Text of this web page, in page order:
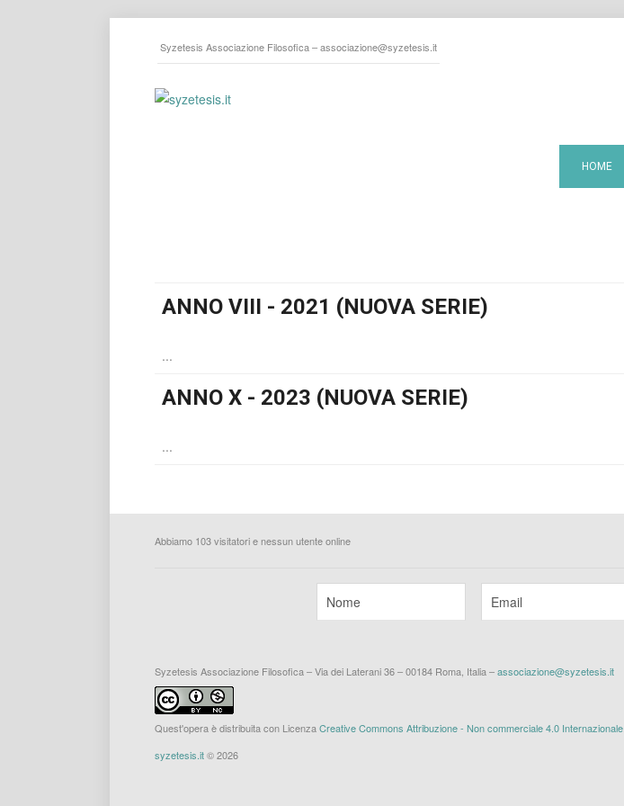
Syzetesis Associazione Filosofica –associazione@syzetesis.it
HOME
ANNO VIII - 2021 (NUOVA SERIE)
...
ANNO X - 2023 (NUOVA SERIE)
...
Abbiamo 103 visitatori e nessun utente online
Syzetesis Associazione Filosofica – Via dei Laterani 36 – 00184 Roma, Italia –associazione@syzetesis.it
Quest'opera è distribuita con LicenzaCreative Commons Attribuzione - Non commerciale 4.0 Internazionale
syzetesis.it© 2026